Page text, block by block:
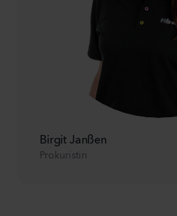
Birgit Janßen
Prokuristin